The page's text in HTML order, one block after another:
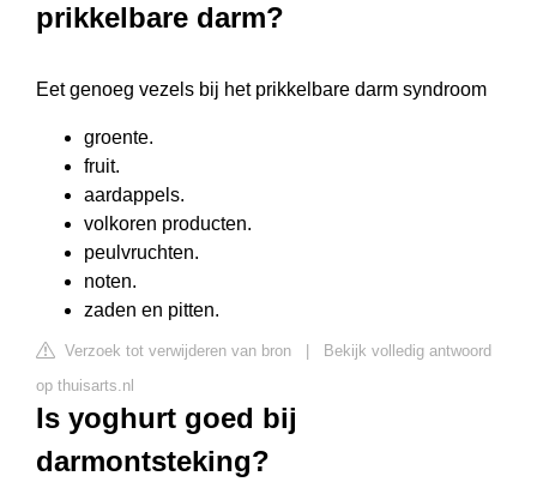
prikkelbare darm?
Eet genoeg vezels bij het prikkelbare darm syndroom
groente.
fruit.
aardappels.
volkoren producten.
peulvruchten.
noten.
zaden en pitten.
Verzoek tot verwijderen van bron
Bekijk volledig antwoord
op thuisarts.nl
Is yoghurt goed bij
darmontsteking?